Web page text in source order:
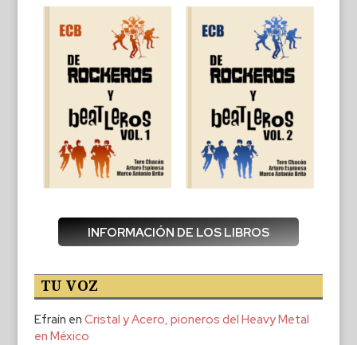
INFORMACIÓN DE LOS LIBROS
TU VOZ
Efraín en Cristal y Acero, pioneros del Heavy Metal
en México